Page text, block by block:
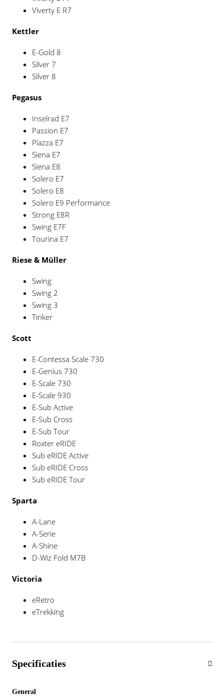
Viverty E R7
Kettler
E-Gold 8
Silver 7
Silver 8
Pegasus
Inselrad E7
Passion E7
Piazza E7
Siena E7
Siena E8
Solero E7
Solero E8
Solero E9 Performance
Strong E8R
Swing E7F
Tourina E7
Riese & Müller
Swing
Swing 2
Swing 3
Tinker
Scott
E-Contessa Scale 730
E-Genius 730
E-Scale 730
E-Scale 930
E-Sub Active
E-Sub Cross
E-Sub Tour
Roxter eRIDE
Sub eRIDE Active
Sub eRIDE Cross
Sub eRIDE Tour
Sparta
A-Lane
A-Serie
A-Shine
D-Wiz Fold M7B
Victoria
eRetro
eTrekking
Specificaties
General